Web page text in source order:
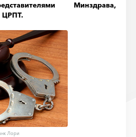
Минздрава,
ЦРПТ.
Лори